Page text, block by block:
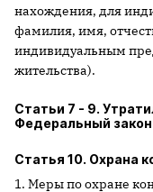
нахождения, для
фамилия, имя,
индивидуальным
жительства).
Статьи 7 - 9.
Федеральный закон
Статья 10. Охрана
1. Меры по охране